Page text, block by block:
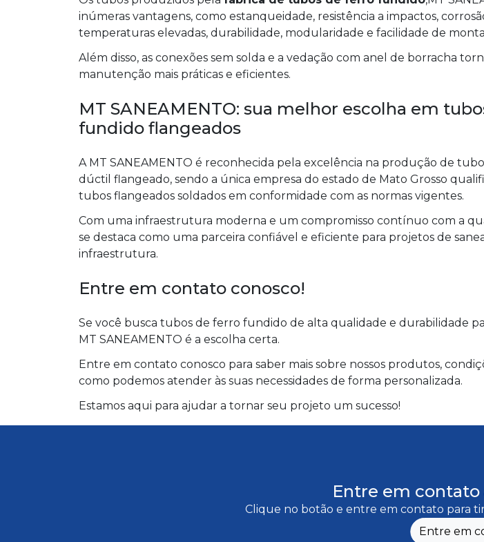
inúmeras vantagens, como estanqueidade, resistência a impactos,
temperaturas elevadas, durabilidade, modularidade e facilidade de
Além disso, as conexões sem solda e a vedação com anel de borracha
manutenção mais práticas e eficientes.
MT SANEAMENTO: sua melhor escolha em
fundido flangeados
A MT SANEAMENTO é reconhecida pela excelência na produção de
dúctil flangeado, sendo a única empresa do estado de Mato Grosso
tubos flangeados soldados em conformidade com as normas vigentes.
Com uma infraestrutura moderna e um compromisso contínuo com a
se destaca como uma parceira confiável e eficiente para projetos de
infraestrutura.
Entre em contato conosco!
Se você busca tubos de ferro fundido de alta qualidade e durabilidade
MT SANEAMENTO é a escolha certa.
Entre em contato conosco para saber mais sobre nossos produtos,
como podemos atender às suas necessidades de forma personalizada.
Estamos aqui para ajudar a tornar seu projeto um sucesso!
Entre em
Clique no botão e entre em contato para
Entre em